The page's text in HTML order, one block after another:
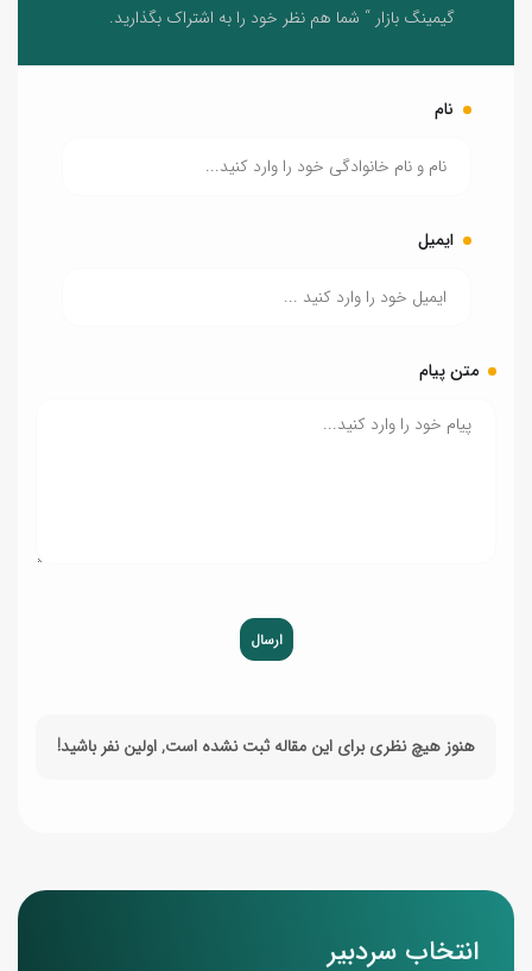
گیمینگ بازار “ شما هم نظر خود را به اشتراک بگذارید.
نام
ایمیل
متن پیام
ارسال
هنوز هیچ نظری برای این مقاله ثبت نشده است, اولین نفر باشید!
انتخاب سردبیر